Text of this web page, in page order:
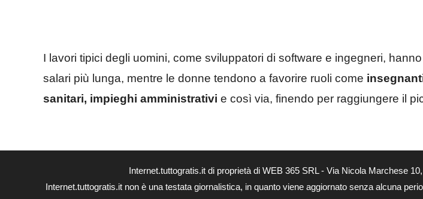
I lavori tipici degli uomini, come sviluppatori di software e ingegneri,
salari più lunga, mentre le donne tendono a favorire ruoli come
sanitari, impieghi amministrativi e così via, finendo per raggiungere il
Internet.tuttogratis.it di proprietà di WEB 365 SRL - Via Nicola Marchese
Internet.tuttogratis.it non è una testata giornalistica, in quanto viene aggiornato senza alcuna